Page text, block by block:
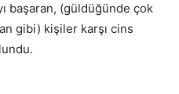
başaran, (güldüğünde çok
gibi) kişiler karşı cins